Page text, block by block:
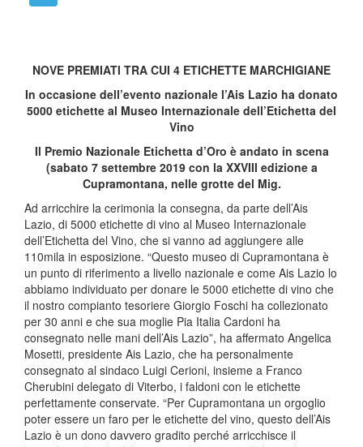
NOVE PREMIATI TRA CUI 4 ETICHETTE MARCHIGIANE
In occasione dell’evento nazionale l’Ais Lazio ha donato
5000 etichette al Museo Internazionale dell’Etichetta del
Vino
Il Premio Nazionale Etichetta d’Oro è andato in scena
(sabato 7 settembre 2019 con la XXVIII edizione a
Cupramontana, nelle grotte del Mig.
Ad arricchire la cerimonia la consegna, da parte dell’Ais
Lazio, di 5000 etichette di vino al Museo Internazionale
dell’Etichetta del Vino, che si vanno ad aggiungere alle
110mila in esposizione. “Questo museo di Cupramontana è
un punto di riferimento a livello nazionale e come Ais Lazio lo
abbiamo individuato per donare le 5000 etichette di vino che
il nostro compianto tesoriere Giorgio Foschi ha collezionato
per 30 anni e che sua moglie Pia Italia Cardoni ha
consegnato nelle mani dell’Ais Lazio”, ha affermato Angelica
Mosetti, presidente Ais Lazio, che ha personalmente
consegnato al sindaco Luigi Cerioni, insieme a Franco
Cherubini delegato di Viterbo, i faldoni con le etichette
perfettamente conservate. “Per Cupramontana un orgoglio
poter essere un faro per le etichette del vino, questo dell’Ais
Lazio è un dono davvero gradito perché arricchisce il